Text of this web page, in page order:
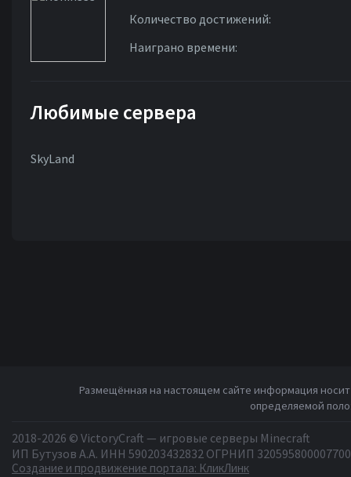
Количество достижений:
Наиграно времени:
Любимые сервера
SkyLand
Размещённая на настоящем сайте информация
определяемой
2018-2026 © VictoryCraft — игровые серверы Minecraft
ИП Бутузов А.А. ИНН 590203432832 ОГРНИП 320595800007700
Создание и продвижение портала: КликЛинк